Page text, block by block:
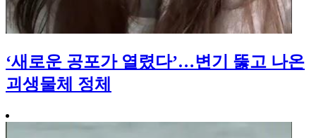
‘새로운 공포가 열렸다’…변기 뚫고 나온
괴생물체 정체